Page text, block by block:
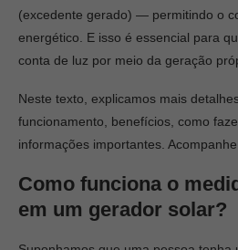
(excedente gerado) — permitindo o
energético. E isso é essencial para
conta de luz por meio da geração
Neste texto, explicamos mais
funcionamento, benefícios, como
informações importantes.
Como funciona o
em um gerador solar?